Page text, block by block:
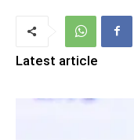
Latest article